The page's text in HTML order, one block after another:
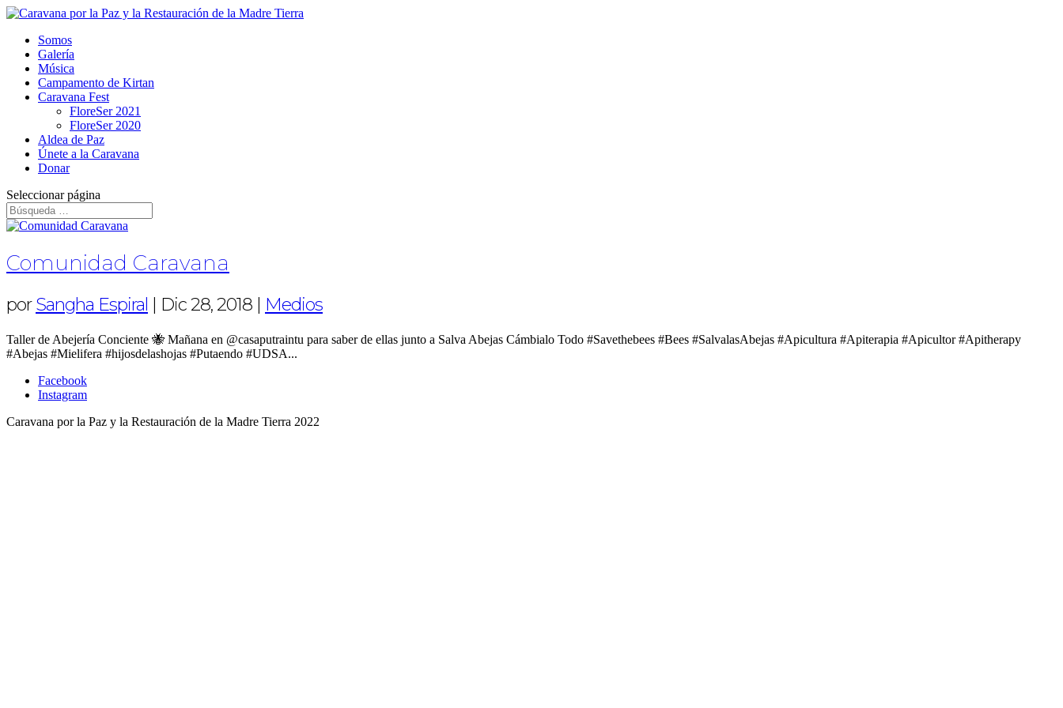
Somos
Galería
Música
Campamento de Kirtan
Caravana Fest
FloreSer 2021
FloreSer 2020
Aldea de Paz
Únete a la Caravana
Donar
Seleccionar página
Comunidad Caravana
porSangha Espiral | Dic 28, 2018 | Medios
Taller de Abejería Conciente 🐝 Mañana en @casaputraintu para saber de ellas junto a Salva Abejas Cámbialo Todo #Savethebees #Bees #SalvalasAbejas #Apicultura #Apiterapia #Apicultor #Apitherapy
#Abejas #Mielifera #hijosdelashojas #Putaendo #UDSA...
Facebook
Instagram
Caravana por la Paz y la Restauración de la Madre Tierra 2022